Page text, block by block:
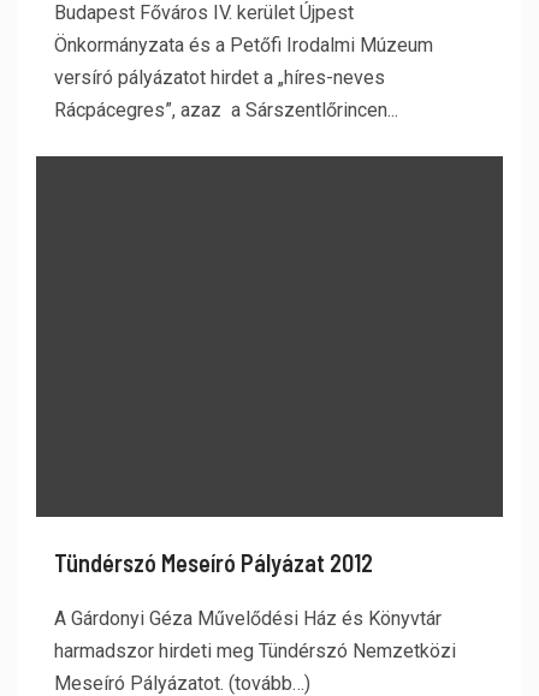
Budapest Főváros IV. kerület Újpest
Önkormányzata és a Petőfi Irodalmi Múzeum
versíró pályázatot hirdet a „híres-neves
Rácpácegres”, azaz a Sárszentlőrincen...
Tündérszó Meseíró Pályázat 2012
A Gárdonyi Géza Művelődési Ház és Könyvtár
harmadszor hirdeti meg Tündérszó Nemzetközi
Meseíró Pályázatot. (tovább…)